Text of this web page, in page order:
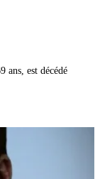
ans, est décédé